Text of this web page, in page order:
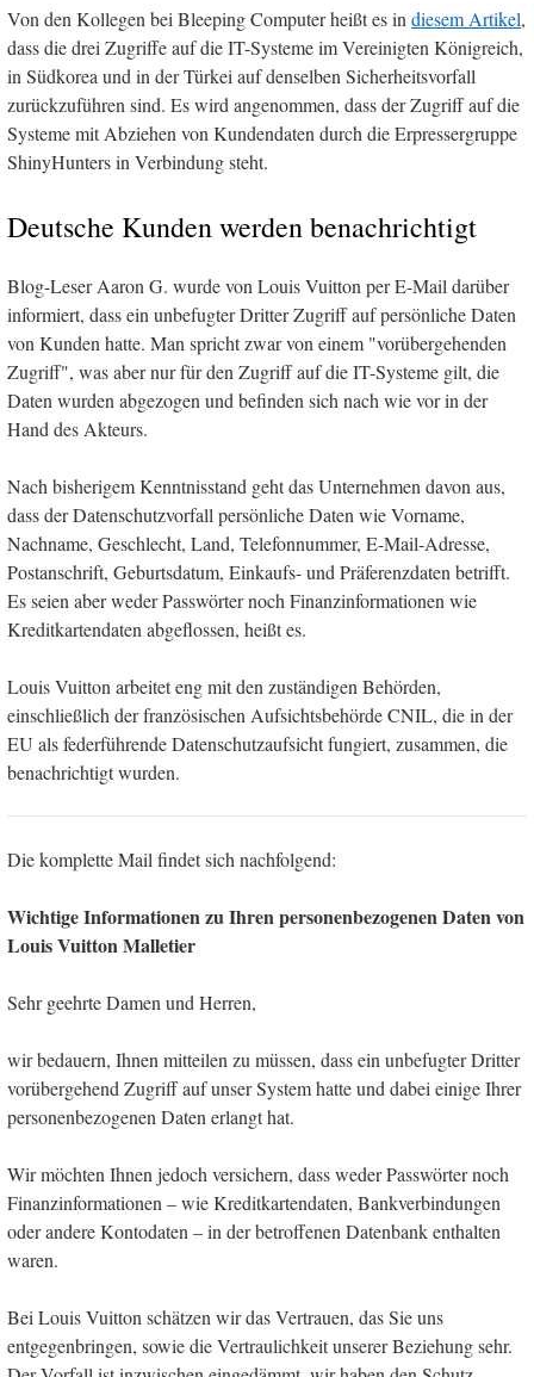
Von den Kollegen bei Bleeping Computer heißt es indiesem Artikel,
dass die drei Zugriffe auf die IT-Systeme im Vereinigten Königreich,
in Südkorea und in der Türkei auf denselben Sicherheitsvorfall
zurückzuführen sind. Es wird angenommen, dass der Zugriff auf die
Systeme mit Abziehen von Kundendaten durch die Erpressergruppe
ShinyHunters in Verbindung steht.
Deutsche Kunden werden benachrichtigt
Blog-Leser Aaron G. wurde von Louis Vuitton per E-Mail darüber
informiert, dass ein unbefugter Dritter Zugriff auf persönliche Daten
von Kunden hatte. Man spricht zwar von einem "vorübergehenden
Zugriff", was aber nur für den Zugriff auf die IT-Systeme gilt, die
Daten wurden abgezogen und befinden sich nach wie vor in der
Hand des Akteurs.
Nach bisherigem Kenntnisstand geht das Unternehmen davon aus,
dass der Datenschutzvorfall persönliche Daten wie Vorname,
Nachname, Geschlecht, Land, Telefonnummer, E-Mail-Adresse,
Postanschrift, Geburtsdatum, Einkaufs- und Präferenzdaten betrifft.
Es seien aber weder Passwörter noch Finanzinformationen wie
Kreditkartendaten abgeflossen, heißt es.
Louis Vuitton arbeitet eng mit den zuständigen Behörden,
einschließlich der französischen Aufsichtsbehörde CNIL, die in der
EU als federführende Datenschutzaufsicht fungiert, zusammen, die
benachrichtigt wurden.
Die komplette Mail findet sich nachfolgend:
Wichtige Informationen zu Ihren personenbezogenen Daten von
Louis Vuitton Malletier
Sehr geehrte Damen und Herren,
wir bedauern, Ihnen mitteilen zu müssen, dass ein unbefugter Dritter
vorübergehend Zugriff auf unser System hatte und dabei einige Ihrer
personenbezogenen Daten erlangt hat.
Wir möchten Ihnen jedoch versichern, dass weder Passwörter noch
Finanzinformationen – wie Kreditkartendaten, Bankverbindungen
oder andere Kontodaten – in der betroffenen Datenbank enthalten
waren.
Bei Louis Vuitton schätzen wir das Vertrauen, das Sie uns
entgegenbringen, sowie die Vertraulichkeit unserer Beziehung sehr.